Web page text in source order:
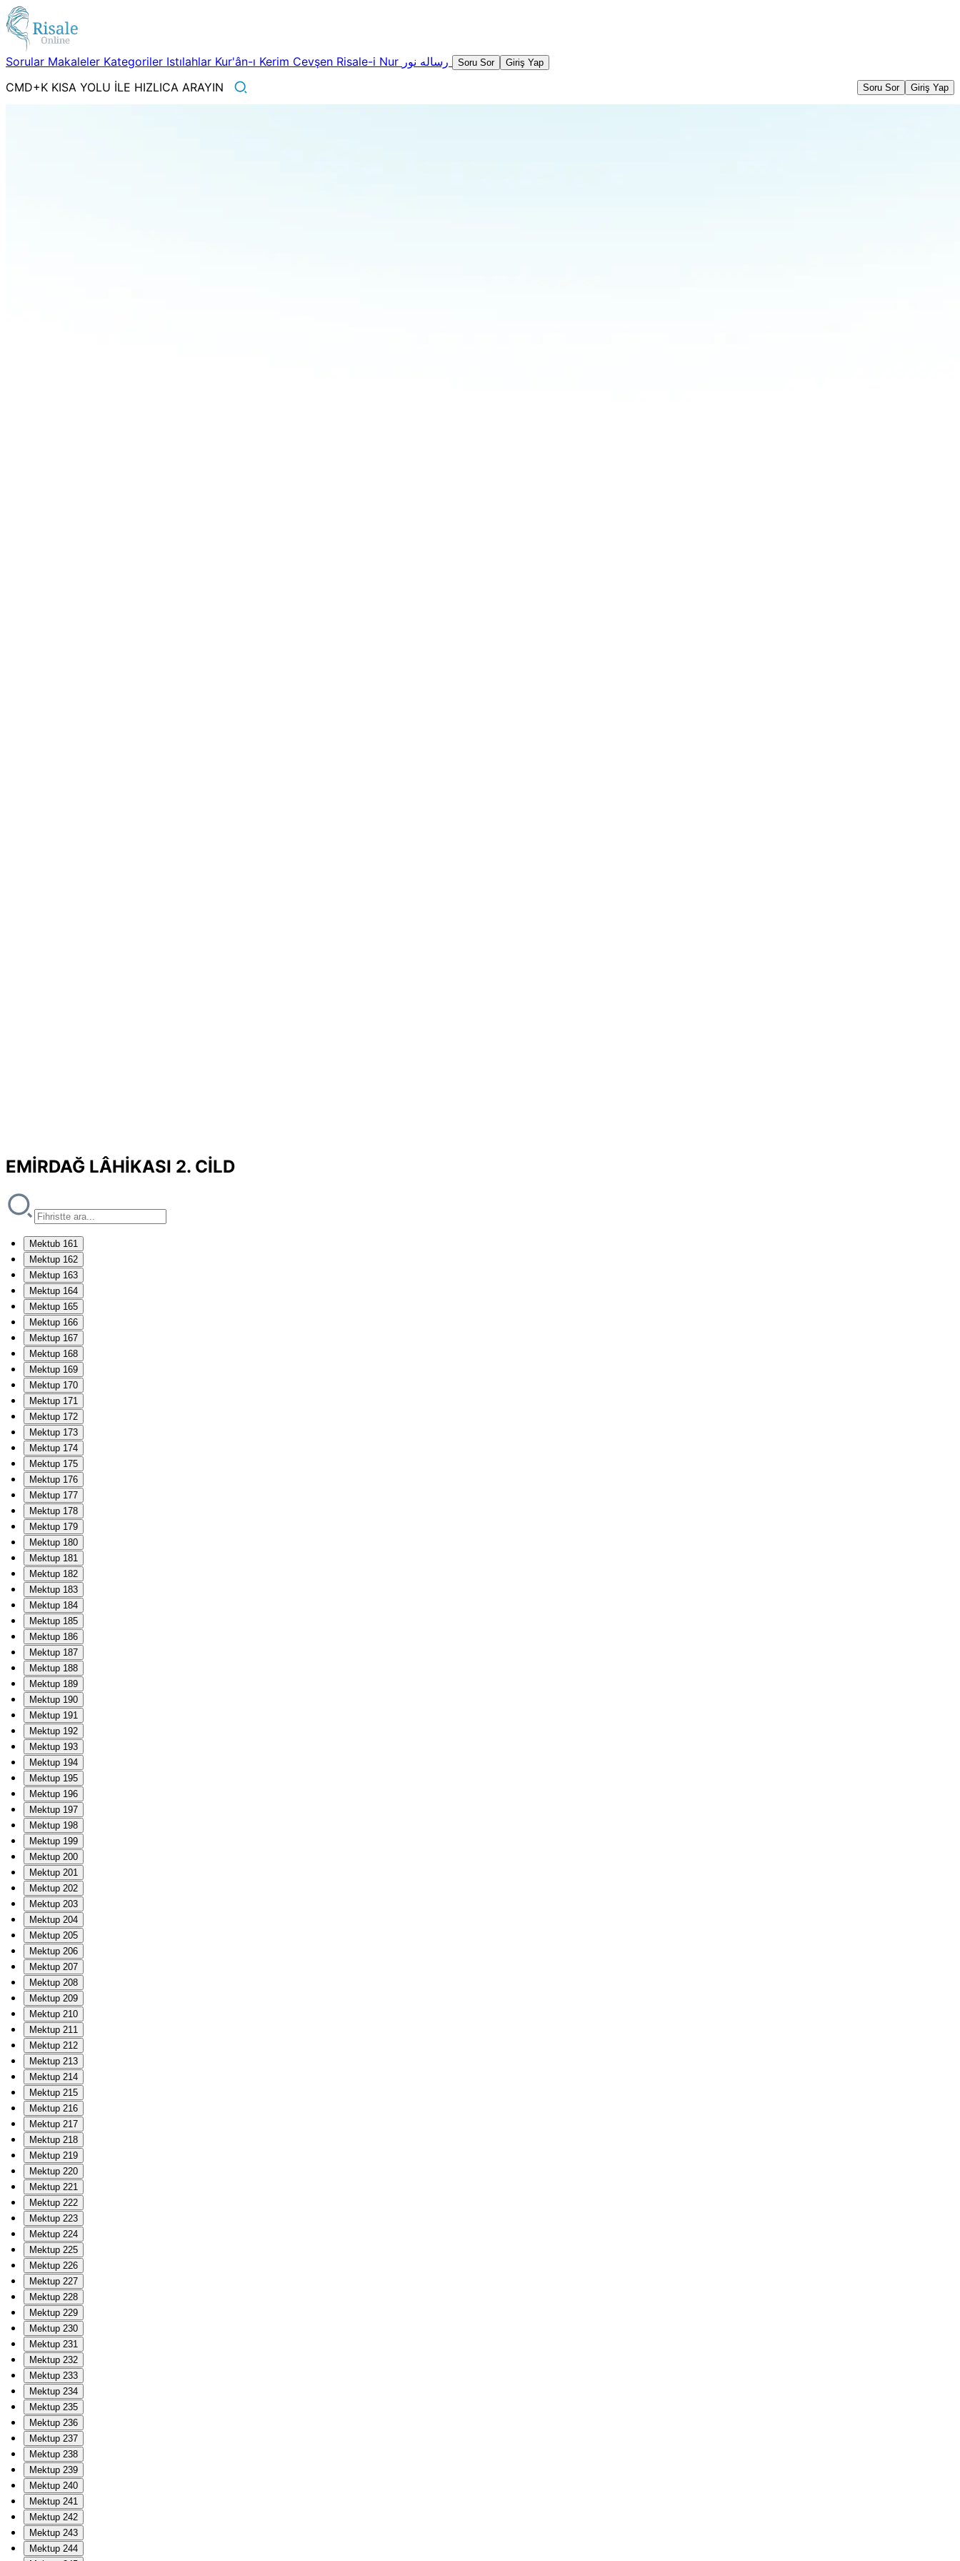
Sorular Makaleler Kategoriler Istılahlar Kur'ân-ı Kerim Cevşen Risale-i Nur Soru Sor Giriş Yap
CMD+K KISA YOLU İLE HIZLICA ARAYIN Soru Sor Giriş Yap
EMİRDAĞ LÂHİKASI 2. CİLD
Mektub 161
Mektup 162
Mektup 163
Mektup 164
Mektup 165
Mektup 166
Mektup 167
Mektup 168
Mektup 169
Mektup 170
Mektup 171
Mektup 172
Mektup 173
Mektup 174
Mektup 175
Mektup 176
Mektup 177
Mektup 178
Mektup 179
Mektup 180
Mektup 181
Mektup 182
Mektup 183
Mektup 184
Mektup 185
Mektup 186
Mektup 187
Mektup 188
Mektup 189
Mektup 190
Mektup 191
Mektup 192
Mektup 193
Mektup 194
Mektup 195
Mektup 196
Mektup 197
Mektup 198
Mektup 199
Mektup 200
Mektup 201
Mektup 202
Mektup 203
Mektup 204
Mektup 205
Mektup 206
Mektup 207
Mektup 208
Mektup 209
Mektup 210
Mektup 211
Mektup 212
Mektup 213
Mektup 214
Mektup 215
Mektup 216
Mektup 217
Mektup 218
Mektup 219
Mektup 220
Mektup 221
Mektup 222
Mektup 223
Mektup 224
Mektup 225
Mektup 226
Mektup 227
Mektup 228
Mektup 229
Mektup 230
Mektup 231
Mektup 232
Mektup 233
Mektup 234
Mektup 235
Mektup 236
Mektup 237
Mektup 238
Mektup 239
Mektup 240
Mektup 241
Mektup 242
Mektup 243
Mektup 244